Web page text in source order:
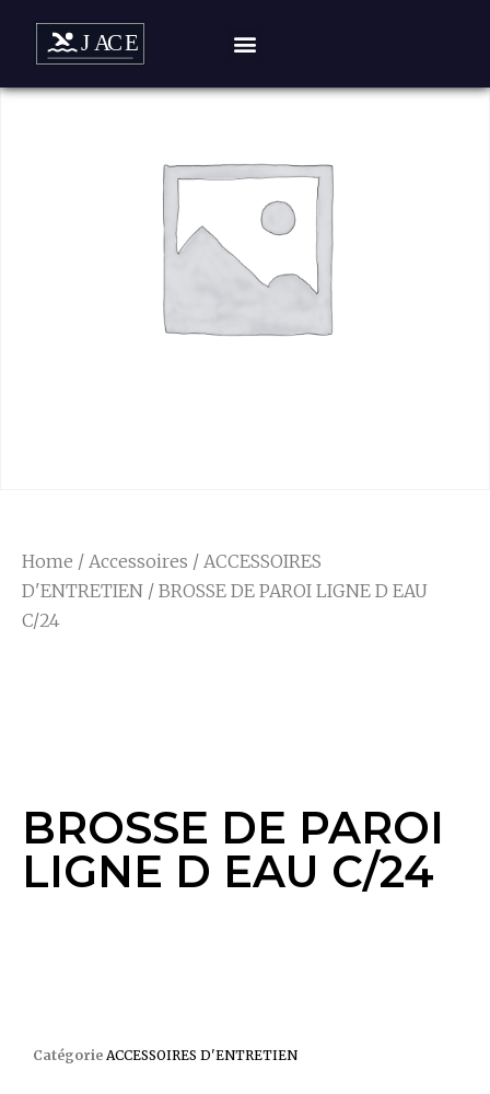
Home / Accessoires / ACCESSOIRES
D'ENTRETIEN / BROSSE DE PAROI LIGNE D EAU
C/24
BROSSE DE PAROI
LIGNE D EAU C/24
Catégorie ACCESSOIRES D'ENTRETIEN